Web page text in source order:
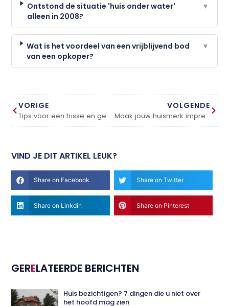
Ontstond de situatie 'huis onder water'
alleen in 2008?
▼
Wat is het voordeel van een vrijblijvend bod
van een opkoper?
▼
VORIGE
Tips voor een frisse en gezellige uitstraling van je buitenruimte
VOLGENDE
Maak jouw huismerk impressie blijvend met hoogwaardige foto-producties en branding.
VIND JE DIT ARTIKEL LEUK?
Share on Facebook Share on Twitter
Share on Linkdin Share on Pinterest
GERELATEERDE BERICHTEN
Huis bezichtigen? 7 dingen die u niet over
het hoofd mag zien